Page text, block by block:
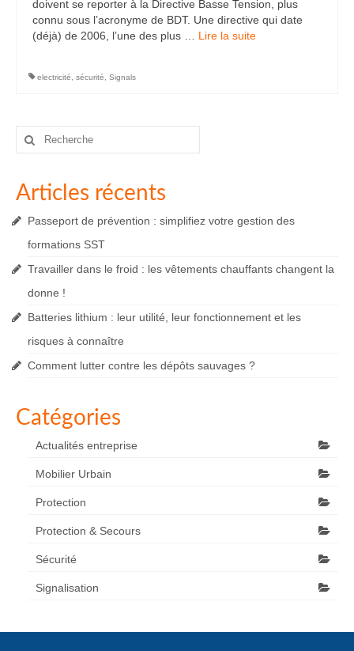
doivent se reporter à la Directive Basse Tension, plus
connu sous l’acronyme de BDT. Une directive qui date
(déjà) de 2006, l’une des plus … Lire la suite­­
electricité sécurité Signals
Rechercher
Articles récents
Passeport de prévention : simplifiez votre gestion des
formations SST
Travailler dans le froid : les vêtements chauffants changent la
donne !
Batteries lithium : leur utilité, leur fonctionnement et les
risques à connaître
Comment lutter contre les dépôts sauvages ?
Catégories
Actualités entreprise
Mobilier Urbain
Protection
Protection & Secours
Sécurité
Signalisation